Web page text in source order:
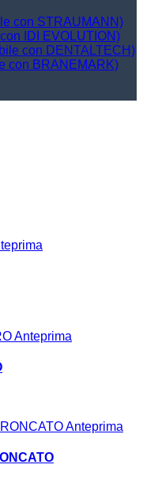
con STRAUMANN)
IDI EVOLUTION)
con DENTALTECH)
con BRANEMARK)
Anteprima
Anteprima